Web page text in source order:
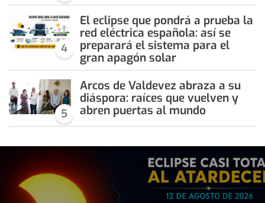
4
El eclipse que pondrá a prueba la
red eléctrica española: así se
preparará el sistema para el
gran apagón solar
5
Arcos de Valdevez abraza a su
diáspora: raíces que vuelven y
abren puertas al mundo